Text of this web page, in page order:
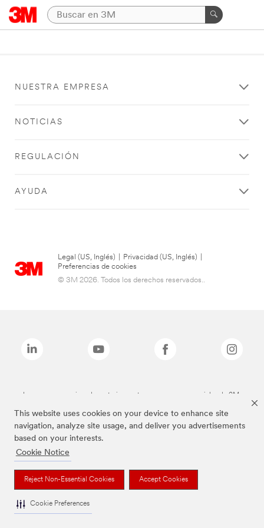
This website uses cookies on your device to enhance site
navigation, analyze site usage, and deliver you advertisements
based on your interests.
Cookie Notice
Reject Non-Essential Cookies Accept Cookies
Cookie Preferences
NUESTRA EMPRESA
NOTICIAS
REGULACIÓN
AYUDA
Legal (US, Inglés) Privacidad (US, Inglés)
Preferencias de cookies
© 3M 2026. Todos los derechos reservados..
Las marcas mencionadas anteriormente son marcas comerciales de 3M.